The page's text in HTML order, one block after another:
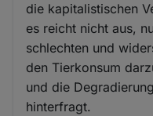
die kapitalistischen
es reicht nicht aus,
schlechten und
den Tierkonsum
und die
hinterfragt.